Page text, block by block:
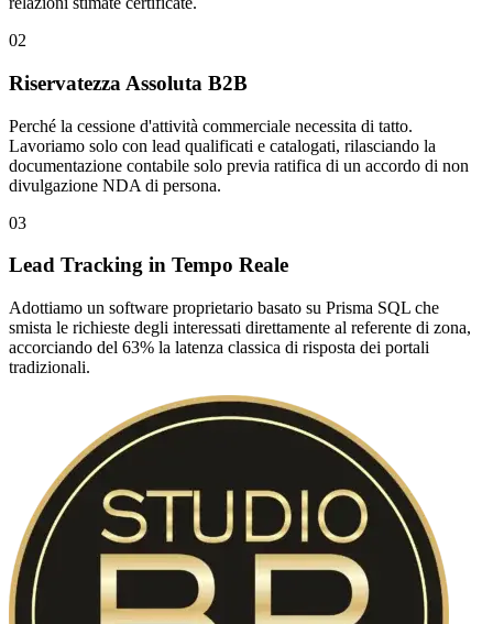
02
Riservatezza Assoluta B2B
Perché la cessione d'attività commerciale necessita di tatto.
Lavoriamo solo con lead qualificati e catalogati, rilasciando la
documentazione contabile solo previa ratifica di un accordo di non
divulgazione NDA di persona.
03
Lead Tracking in Tempo Reale
Adottiamo un software proprietario basato su Prisma SQL che
smista le richieste degli interessati direttamente al referente di zona,
accorciando del 63% la latenza classica di risposta dei portali
tradizionali.